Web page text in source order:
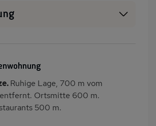
Garten
Grill
Ruhige Lage, 700 m vom
Ortsmitte 600 m.
500 m.